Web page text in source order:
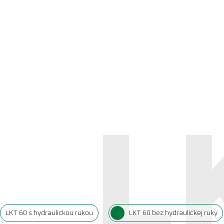
LKT 60 s hydraulickou rukou LKT 60 bez hydraulickej ruky